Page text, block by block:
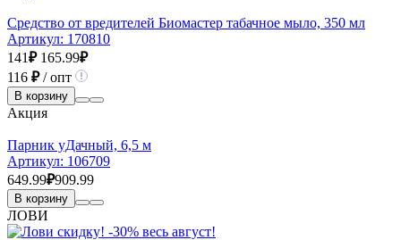
Средство от вредителей Биомастер табачное мыло, 350 мл
Артикул: 170810
141₽ 165.99₽
116 ₽/ опт
В корзину
Акция
Парник уДачный, 6,5 м
Артикул: 106709
649.99₽909.99
В корзину
ЛОВИ